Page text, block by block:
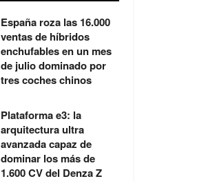
España roza las 16.000
ventas de híbridos
enchufables en un mes
de julio dominado por
tres coches chinos
Plataforma e3: la
arquitectura ultra
avanzada capaz de
dominar los más de
1.600 CV del Denza Z